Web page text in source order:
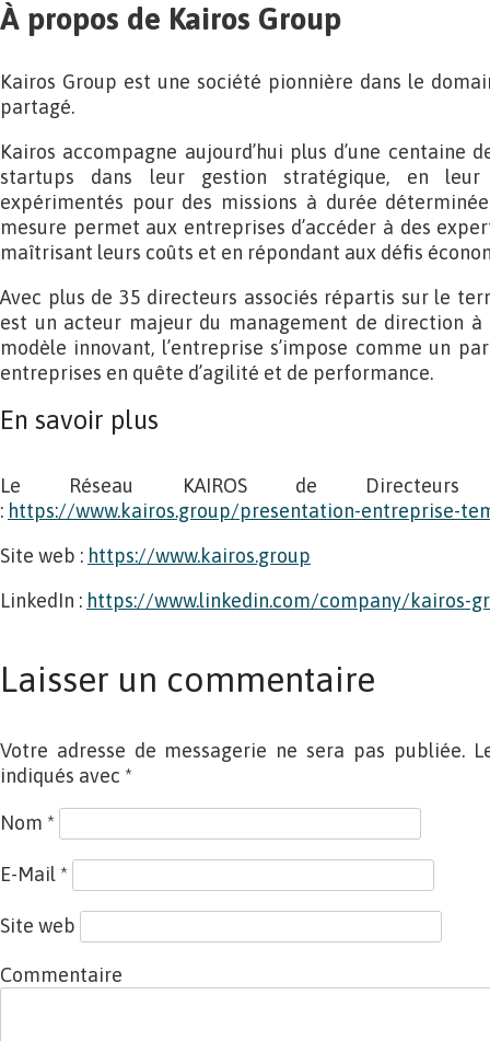
À propos de Kairos Group
Kairos Group est une société pionnière dans le
partagé.
Kairos accompagne aujourd’hui plus d’une centaine
startups dans leur gestion stratégique, en leur
expérimentés pour des missions à durée
mesure permet aux entreprises d’accéder à des
maîtrisant leurs coûts et en répondant aux défis
Avec plus de 35 directeurs associés répartis sur le
est un acteur majeur du management de direction à
modèle innovant, l’entreprise s’impose comme un
entreprises en quête d’agilité et de performance.
En savoir plus
Le Réseau KAIROS de
: https://www.kairos.group/presentation-entreprise-
Site web : https://www.kairos.group
LinkedIn : https://www.linkedin.com/company/kairos-
Laisser un commentaire
Votre adresse de messagerie ne sera pas publiée.
indiqués avec *
Nom *
E-Mail *
Site web
Commentaire